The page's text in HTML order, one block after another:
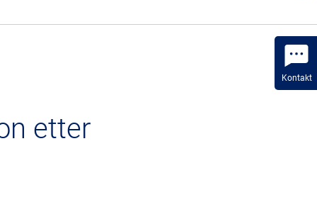
Kontakt
etter